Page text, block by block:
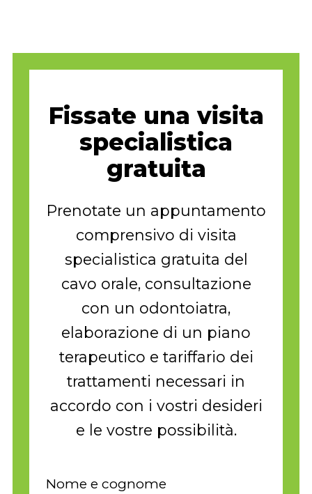
Fissate una visita
specialistica
gratuita
Prenotate un appuntamento
comprensivo di visita
specialistica gratuita del
cavo orale, consultazione
con un odontoiatra,
elaborazione di un piano
terapeutico e tariffario dei
trattamenti necessari in
accordo con i vostri desideri
e le vostre possibilità.
Nome e cognome